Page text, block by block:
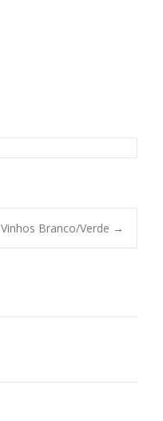
Vinhos Branco/Verde →